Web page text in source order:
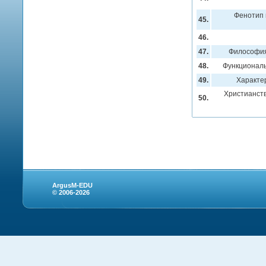
45. Фенотип
46.
47.
48.
49.
50.
ArgusM-EDU
© 2006-2026